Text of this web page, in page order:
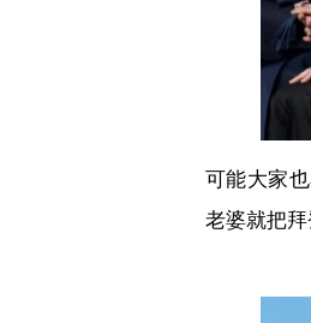
可能大家
老婆就把